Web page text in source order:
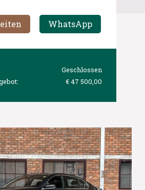
WhatsApp
Geschlossen
€ 47 500,00